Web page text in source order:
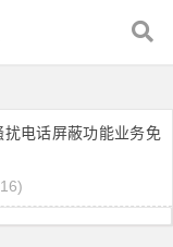
电话屏蔽功能业务免